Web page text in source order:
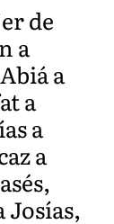
de
a
a
a
a
a
Josías,